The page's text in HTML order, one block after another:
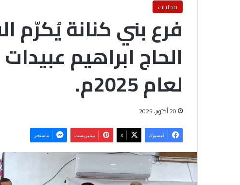
محليات
فرع بني كنانة يُكرّم
الحاج ابراهيم
لعام 2025م.
20 أكتوبر، 2025
فيسبوك ‫X بينتيريست ماسنجر